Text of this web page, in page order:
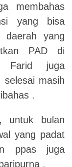
membahas
yang bisa
daerah yang
PAD di
Farid juga
masih
.
untuk bulan
yang padat
ppas juga
.